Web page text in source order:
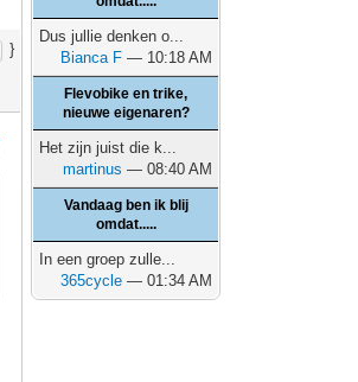
}
Dus jullie denken o...
Bianca F — 10:18 AM
Flevobike en trike,
nieuwe eigenaren?
Het zijn juist die k...
martinus — 08:40 AM
Vandaag ben ik blij
omdat.....
In een groep zulle...
365cycle — 01:34 AM